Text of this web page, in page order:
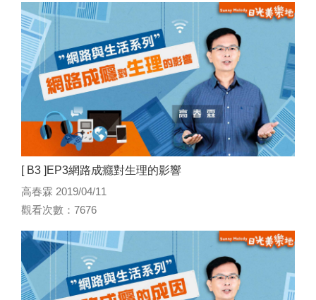
[ B3 ]EP3網路成癮對生理的影響
高春霖 2019/04/11
觀看次數：7676